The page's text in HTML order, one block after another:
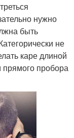
нужно
быть
не
каре длиной
прямого пробора